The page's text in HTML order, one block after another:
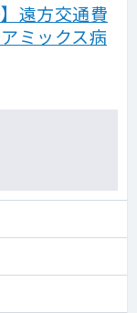
遠方交通費
ミックス病